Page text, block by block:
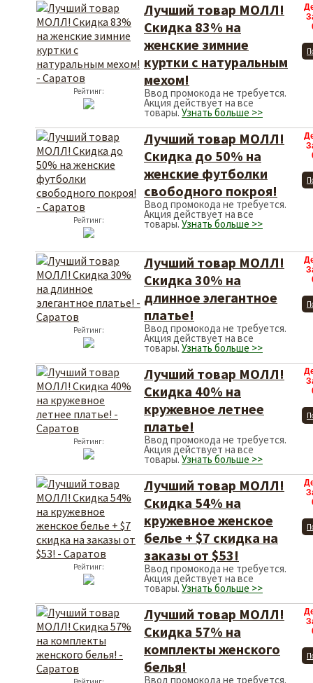
Рейтинг:
Лучший товар МОЛЛ!
Скидка 83% на
женские зимние
куртки с натуральным
мехом!
Ввод промокода не требуется.
Акция действует на все
товары. Узнать больше >>
Рейтинг:
Лучший товар МОЛЛ!
Скидка до 50% на
женские футболки
свободного покроя!
Ввод промокода не требуется.
Акция действует на все
товары. Узнать больше >>
Рейтинг:
Лучший товар МОЛЛ!
Скидка 30% на
длинное элегантное
платье!
Ввод промокода не требуется.
Акция действует на все
товары. Узнать больше >>
Рейтинг:
Лучший товар МОЛЛ!
Скидка 40% на
кружевное летнее
платье!
Ввод промокода не требуется.
Акция действует на все
товары. Узнать больше >>
Рейтинг:
Лучший товар МОЛЛ!
Скидка 54% на
кружевное женское
белье + $7 скидка на
заказы от $53!
Ввод промокода не требуется.
Акция действует на все
товары. Узнать больше >>
Лучший товар МОЛЛ!
Скидка 57% на
комплекты женского
белья!
Ввод промокода не требуется.